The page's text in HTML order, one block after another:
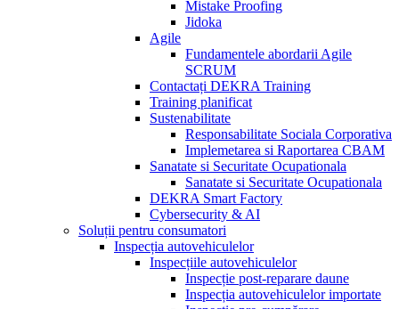
Mistake Proofing
Jidoka
Agile
Fundamentele abordarii Agile
SCRUM
Contactați DEKRA Training
Training planificat
Sustenabilitate
Responsabilitate Sociala Corporativa
Implemetarea si Raportarea CBAM
Sanatate si Securitate Ocupationala
Sanatate si Securitate Ocupationala
DEKRA Smart Factory
Cybersecurity & AI
Soluții pentru consumatori
Inspecția autovehiculelor
Inspecțiile autovehiculelor
Inspecție post-reparare daune
Inspecția autovehiculelor importate